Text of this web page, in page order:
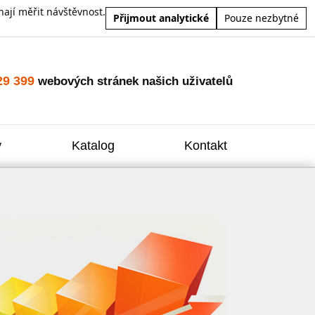
měřit návštěvnost.
Přijmout analytické Pouze nezbytné
399 webových stránek našich uživatelů
Katalog Kontakt